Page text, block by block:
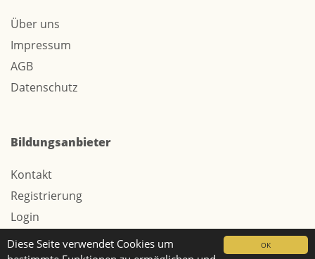
OK
Diese Seite verwendet Cookies um
Über uns
Impressum
AGB
Datenschutz
Bildungsanbieter
Kontakt
Registrierung
Login
Werbung / Tarife